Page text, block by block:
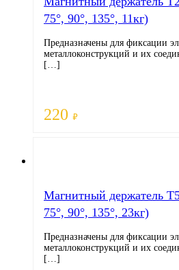
75°, 90°, 135°, 11кг)
220 ₽
Предназначены для фиксации
металлоконструкций и их
[…]
Магнитный держатель
75°, 90°, 135°, 23кг)
Предназначены для фиксации
металлоконструкций и их
[…]